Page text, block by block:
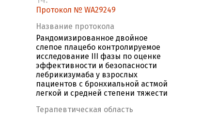
Протокол № WA29249
Название протокола
Рандомизированное двойное
слепое плацебо контролируемое
исследование III фазы по оценке
эффективности и безопасности
лебрикизумаба у взрослых
пациентов с бронхиальной астмой
легкой и средней степени тяжести
Терапевтическая область